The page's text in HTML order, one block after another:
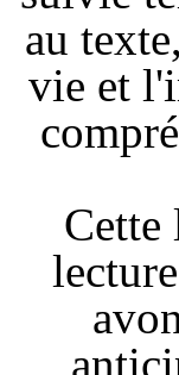
au
vie et
Cette